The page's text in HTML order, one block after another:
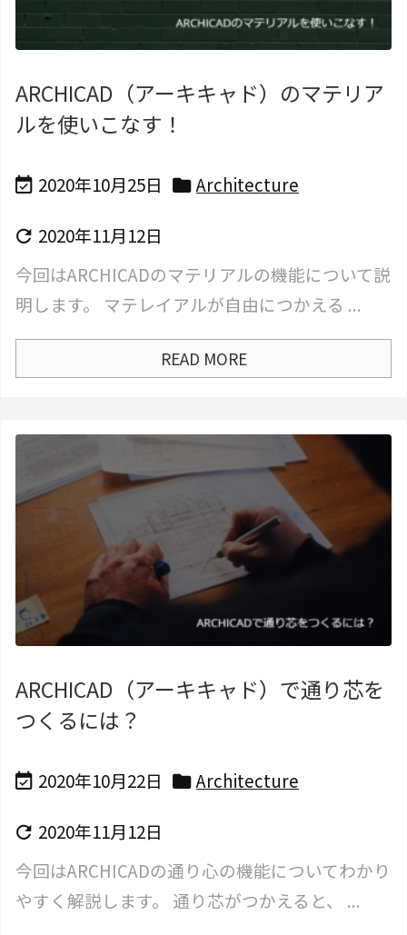
ARCHICAD（アーキキャド）のマテリア
ルを使いこなす！
 2020年10月25日  Architecture
 2020年11月12日
今回はARCHICADのマテリアルの機能について説
明します。 マテレイアルが自由につかえる ...
READ MORE
ARCHICAD（アーキキャド）で通り芯を
つくるには？
 2020年10月22日  Architecture
 2020年11月12日
今回はARCHICADの通り心の機能についてわかり
やすく解説します。 通り芯がつかえると、 ...